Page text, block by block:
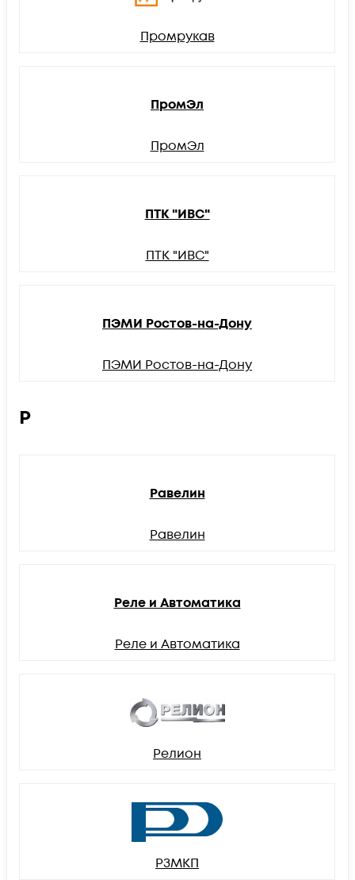
Промрукав
ПромЭл
ПромЭл
ПТК "ИВС"
ПТК "ИВС"
ПЭМИ Ростов-на-Дону
ПЭМИ Ростов-на-Дону
Р
Равелин
Равелин
Реле и Автоматика
Реле и Автоматика
Релион
РЗМКП